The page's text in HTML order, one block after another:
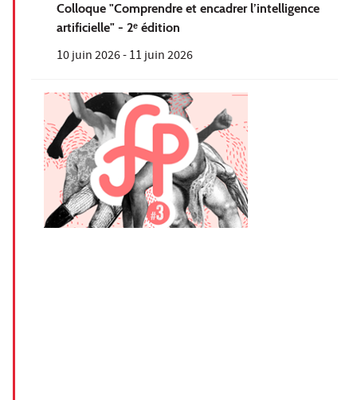
Colloque "Comprendre et encadrer l’intelligence
artificielle" - 2ᵉ édition
10 juin 2026-11 juin 2026